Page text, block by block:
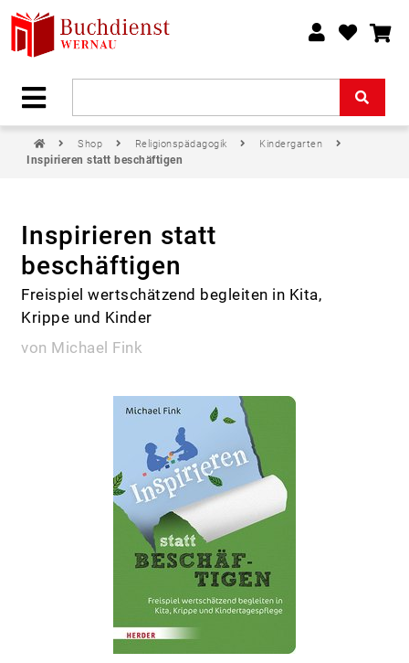
Shop Religionspädagogik Kindergarten
Inspirieren statt beschäftigen
Inspirieren statt
beschäftigen
Freispiel wertschätzend begleiten in Kita,
Krippe und Kinder
von Michael Fink